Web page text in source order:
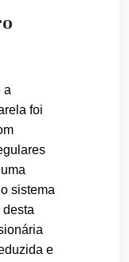
a
foi
sistema
e